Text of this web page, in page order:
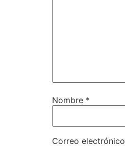
Nombre *
Correo electrónico